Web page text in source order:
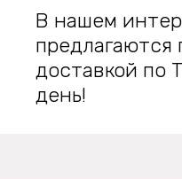
В нашем
доставкой по
день!